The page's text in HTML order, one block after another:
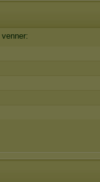
venner: